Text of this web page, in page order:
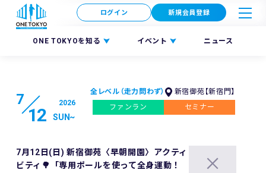
ONE TOKYOを知る イベント ニュース
ログイン 新規会員登録
7
12
2026
SUN~
全レベル（走力問わず）
新宿御苑【新宿門】
ファンラン
セミナー
7月12日(日) 新宿御苑〈早朝開園〉アクティ
ビティ🌳「専用ポールを使って全身運動！